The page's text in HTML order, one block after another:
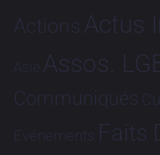
Actions Actus
Asie Assos.
Communiqués
Evénements Faits